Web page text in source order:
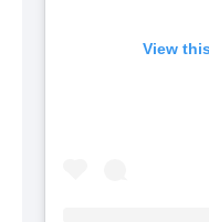
View